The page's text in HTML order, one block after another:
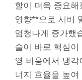
할이 더욱 중요
영향**으로 서버
엄청나게 증가했
술이 바로 핵심
영 비용에서 냉각
너지 효율을 높